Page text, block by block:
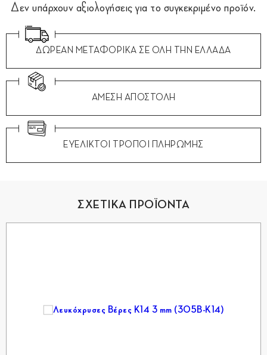
Δεν υπάρχουν αξιολογήσεις για το συγκεκριμένο προϊόν.
ΔΩΡΕΑΝ ΜΕΤΑΦΟΡΙΚΑ ΣΕ ΟΛΗ ΤΗΝ ΕΛΛΑΔΑ
ΑΜΕΣΗ ΑΠΟΣΤΟΛΗ
ΕΥΕΛΙΚΤΟΙ ΤΡΟΠΟΙ ΠΛΗΡΩΜΗΣ
ΣΧΕΤΙΚΑ ΠΡΟΪΟΝΤΑ